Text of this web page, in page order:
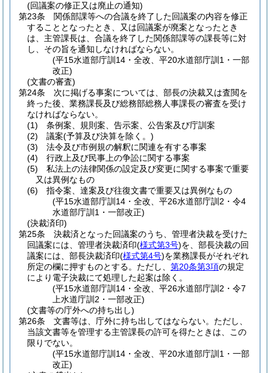
(回議案の修正又は廃止の通知)
第23条
関係部課等への合議を終了した回議案の内容を修正
することとなったとき、又は回議案が廃案となったとき
は、主管課長は、合議を終了した関係部課等の課長等に対
し、その旨を通知しなければならない。
(平15水道部庁訓14・全改、平20水道部庁訓1・一部
改正)
(文書の審査)
第24条
次に掲げる事案については、部長の決裁又は査閲を
終った後、業務課長及び総務部総務人事課長の審査を受け
なければならない。
(1)
条例案、規則案、告示案、公告案及び庁訓案
(2)
議案(予算及び決算を除く。)
(3)
法令及び市例規の解釈に関連を有する事案
(4)
行政上及び民事上の争訟に関する事案
(5)
私法上の法律関係の設定及び変更に関する事案で重要
又は異例なもの
(6)
指令案、達案及び往復文書で重要又は異例なもの
(平15水道部庁訓14・全改、平26水道部庁訓2・令4
水道部庁訓1・一部改正)
(決裁済印)
第25条
決裁済となった回議案のうち、管理者決裁を受けた
回議案には、管理者決裁済印(様式第3号)を、部長決裁の回
議案には、部長決裁済印(様式第4号)を業務課長がそれぞれ
所定の欄に押すものとする。 ただし、 第20条第3項の規定
により電子決裁にて処理した起案は除く。
(平15水道部庁訓14・全改、平26水道部庁訓2・令7
上水道庁訓2・一部改正)
(文書等の庁外への持ち出し)
第26条
文書等は、庁外に持ち出してはならない。 ただし、
当該文書等を管理する主管課長の許可を得たときは、この
限りでない。
(平15水道部庁訓14・全改、平20水道部庁訓1・一部
改正)